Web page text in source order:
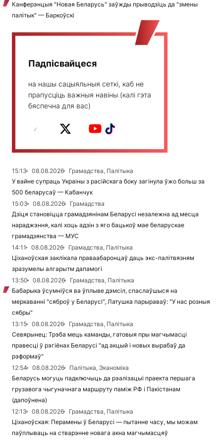
Канферэнцыя "Новая Беларусь" заўжды прыводзіць да "змены
палітык" — Баркоўскі
Падпісвайцеся
на нашы сацыяльныя сеткі, каб не
прапусціць важныя навіны (калі гэта
бяспечна для вас)
15:13 08.08.2026
Грамадства, Палітыка
У вайне супраць Украіны з расійскага боку загінула ўжо больш за
500 беларусаў — Кабанчук
15:03
08.08.2026
Грамадства
Дзіця становіцца грамадзянінам Беларусі незалежна ад месца
нараджэння, калі хоць адзін з яго бацькоў мае беларускае
грамадзянства — МУС
14:11
08.08.2026
Грамадства, Палітыка
Ціханоўская заклікала праваабаронцаў даць экс-палітвязням
зразумелы алгарытм дапамогі
13:50
08.08.2026
Грамадства, Палітыка
Бабарыка ўсумніўся ва ўплыве дэмсіл, спаслаўшыся на
меркаванні "сяброў у Беларусі", Латушка парыраваў: "У нас розныя
сябры"
13:15
08.08.2026
Грамадства, Палітыка
Севярынец: Трэба мець каманды, гатовыя пры магчымасці
правесці ў рэгіёнах Беларусі "ад акцый і новых вырабаў да
рэформаў"
12:54
08.08.2026
Палітыка, Эканоміка
Беларусь могуць падключыць да рэалізацыі праекта першага
грузавога чыгуначнага маршруту паміж РФ і Пакістанам
(дапоўнена)
12:13
08.08.2026
Грамадства, Палітыка
Ціханоўская: Перамены ў Беларусі — пытанне часу, мы можам
паўплываць на стварэнне новага акна магчымасцяў